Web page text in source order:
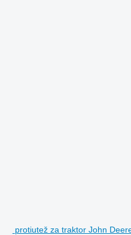
protiutež za traktor John